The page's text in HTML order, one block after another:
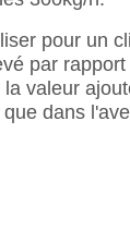
pour un
par
valeur
dans